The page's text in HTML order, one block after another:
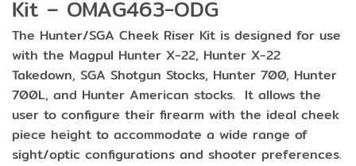
Kit – OMAG463-ODG
The Hunter/SGA Cheek Riser Kit is designed for use
with the Magpul Hunter X-22, Hunter X-22
Takedown, SGA Shotgun Stocks, Hunter 700, Hunter
700L, and Hunter American stocks. It allows the
user to configure their firearm with the ideal cheek
piece height to accommodate a wide range of
sight/optic configurations and shooter preferences.